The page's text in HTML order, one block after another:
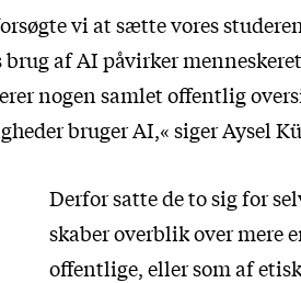
vi at sætte vores
af AI påvirker
nogen samlet offentlig
bruger AI,« siger Aysel
Derfor satte de to sig for
skaber overblik over mere
offentlige, eller som af